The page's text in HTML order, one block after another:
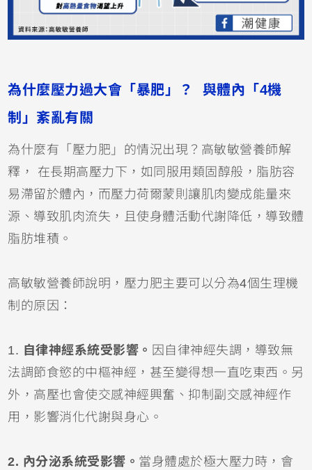
為什麼壓力過大會「暴肥」？ 與體內「4機
制」紊亂有關
為什麼有「壓力肥」的情況出現？高敏敏營養師解
釋， 在長期高壓力下，如同服用類固醇般，脂肪容
易滯留於體內，而壓力荷爾蒙則讓肌肉變成能量來
源、導致肌肉流失，且使身體活動代謝降低，導致體
脂肪堆積。
高敏敏營養師說明，壓力肥主要可以分為4個生理機
制的原因：
1. 自律神經系統受影響。 因自律神經失調，導致無
法調節食慾的中樞神經，甚至變得想一直吃東西。另
外，高壓也會使交感神經興奮、抑制副交感神經作
用，影響消化代謝與身心。
2. 內分泌系統受影響。 當身體處於極大壓力時，會